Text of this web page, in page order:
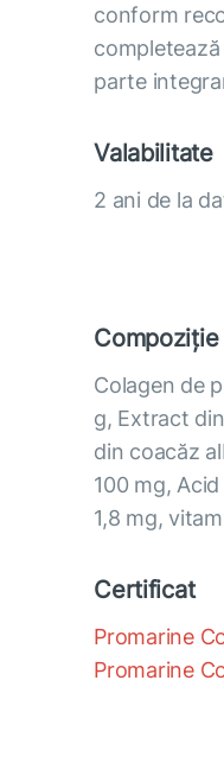
conform
parte
Valabilitate
2 ani de la
Compoziție
Colagen de
g, Extract
din coacăz
100 mg,
1,8 mg,
Certificat
Promarine
Promarine